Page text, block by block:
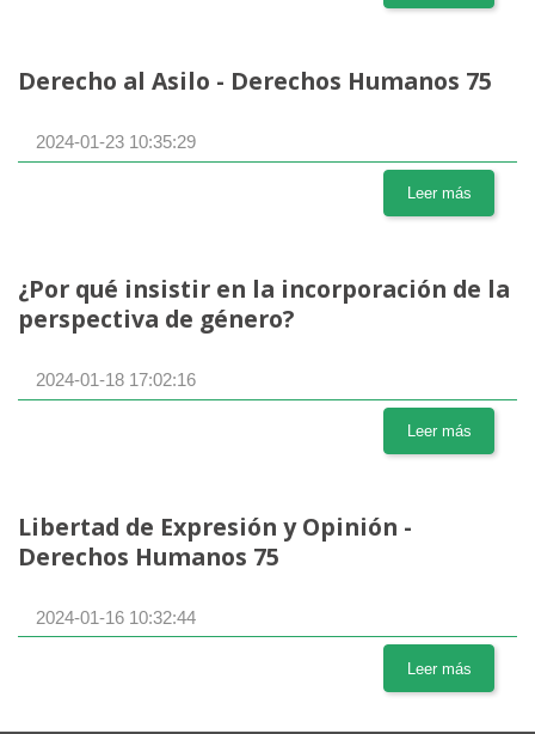
Derecho al Asilo - Derechos Humanos 75
2024-01-23 10:35:29
Leer más
¿Por qué insistir en la incorporación de la
perspectiva de género?
2024-01-18 17:02:16
Leer más
Libertad de Expresión y Opinión -
Derechos Humanos 75
2024-01-16 10:32:44
Leer más